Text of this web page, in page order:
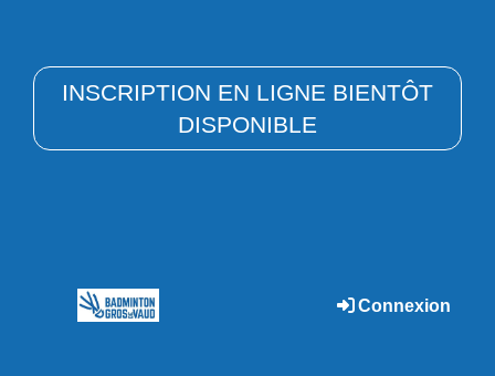
INSCRIPTION EN LIGNE BIENTÔT
DISPONIBLE
Connexion